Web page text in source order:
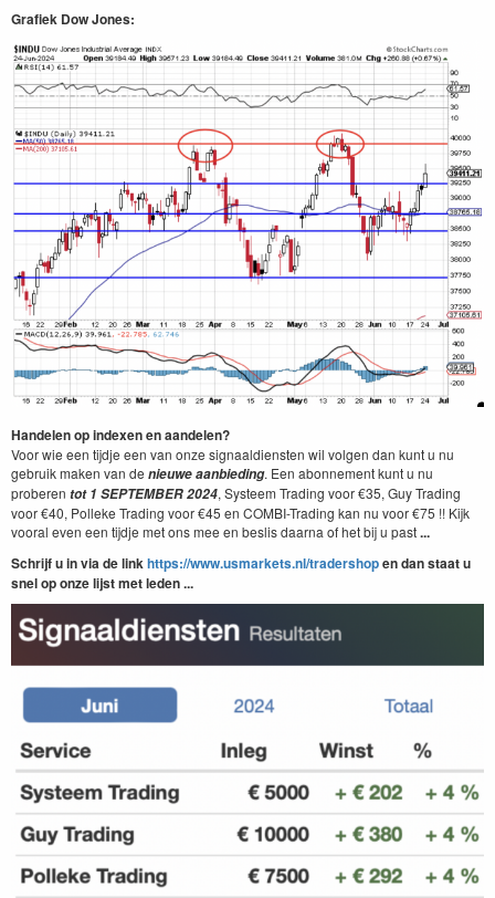
Grafiek Dow Jones:
Handelen op indexen en aandelen?
Voor wie een tijdje een van onze signaaldiensten wil volgen dan kunt u nu
gebruik maken van de nieuwe aanbieding. Een abonnement kunt u nu
proberen tot 1 SEPTEMBER2024, Systeem Trading voor €35, Guy Trading
voor €40, Polleke Trading voor €45 en COMBI-Trading kan nu voor €75 !! Kijk
vooral even een tijdje met ons mee en beslis daarna of het bij u past...
Schrijf u in via de linkhttps://www.usmarkets.nl/tradershopen dan staat u
snel op onze lijst met leden ...